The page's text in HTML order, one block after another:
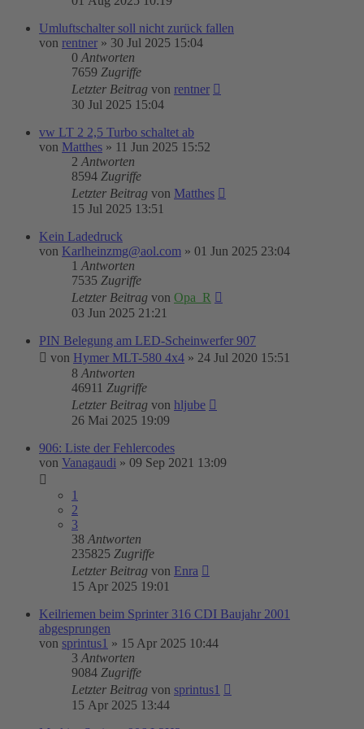
Umluftschalter soll nicht zurück fallen
von rentner » 30 Jul 2025 15:04
0 Antworten
7659 Zugriffe
Letzter Beitrag von rentner
30 Jul 2025 15:04
vw LT 2 2,5 Turbo schaltet ab
von Matthes » 11 Jun 2025 15:52
2 Antworten
8594 Zugriffe
Letzter Beitrag von Matthes
15 Jul 2025 13:51
Kein Ladedruck
von Karlheinzmg@aol.com » 01 Jun 2025 23:04
1 Antworten
7535 Zugriffe
Letzter Beitrag von Opa_R
03 Jun 2025 21:21
PIN Belegung am LED-Scheinwerfer 907
von Hymer MLT-580 4x4 » 24 Jul 2020 15:51
8 Antworten
46911 Zugriffe
Letzter Beitrag von hljube
26 Mai 2025 19:09
906: Liste der Fehlercodes
von Vanagaudi » 09 Sep 2021 13:09
1
2
3
38 Antworten
235825 Zugriffe
Letzter Beitrag von Enra
15 Apr 2025 19:01
Keilriemen beim Sprinter 316 CDI Baujahr 2001
abgesprungen
von sprintus1 » 15 Apr 2025 10:44
3 Antworten
9084 Zugriffe
Letzter Beitrag von sprintus1
15 Apr 2025 13:44